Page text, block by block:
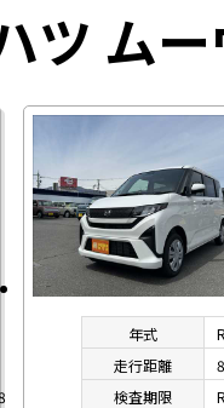
ツ ム
年式
走行距離
検査期限